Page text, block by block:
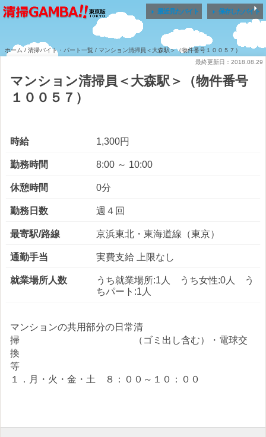
 最近見たバイト  保存したバイト
ホーム / 清掃バイト・パート一覧 / マンション清掃員＜大森駅＞（物件番号１００５７）
最終更新日：2018.08.29
マンション清掃員＜大森駅＞（物件番号
１００５７）
時給 1,300円
勤務時間 8:00 ～ 10:00
休憩時間 0分
勤務日数 週４回
最寄駅/路線 京浜東北・東海道線（東京）
通勤手当 実費支給 上限なし
就業場所人数
うち就業場所:1人 うち女性:0人 う
ちパート:1人
マンションの共用部分の日常清
掃 （ゴミ出し含む）・電球交
換
１．月・火・金・土 ８：００～１０：００